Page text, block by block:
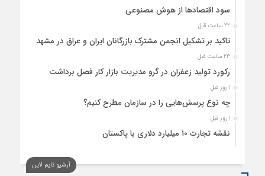
سود اقتصاد‌ها از هوش مصنوعی
22 ساعت قبل
تاکید بر تشکیل انجمن مشترک بازرگانان ایران و عراق در مشهد
23 ساعت قبل
رکورد تولید زعفران در گرو مدیریت بازار کار فصل برداشت
1 روز قبل
چه نوع پرسش‌هایی را در سازمان مطرح کنیم؟
1 روز قبل
نقشه تجارت ۱۰‌ میلیارد دلاری با پاکستان
آرشیو تایم لاین